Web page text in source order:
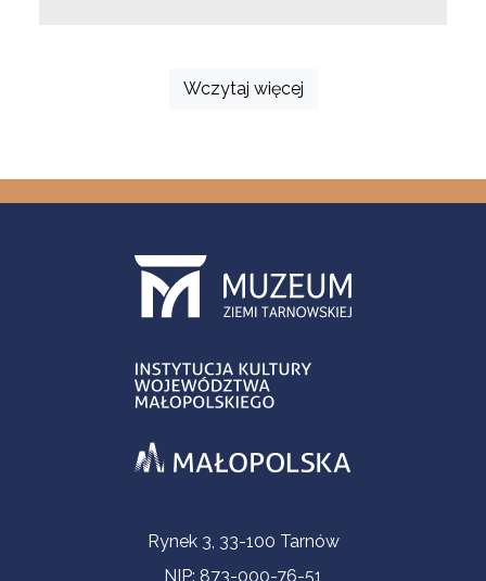
Wczytaj więcej
Informacje kontaktoweRynek 3, 33-100 Tarnów
NIP: 873-000-76-51